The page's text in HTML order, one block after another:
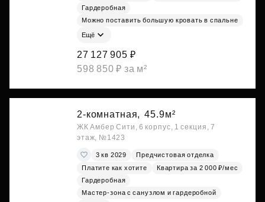
Гардеробная
Можно поставить большую кровать в спальне
Ещё
27 127 905 ₽
598 850 ₽ за м²
2-комнатная, 45.9м²
ЖК Амбер Сити, 6 корпус, 1 секция, 7
этаж, №1423
3 кв 2029
Предчистовая отделка
Платите как хотите
Квартира за 2 000 ₽/мес
Гардеробная
Мастер-зона с санузлом и гардеробной